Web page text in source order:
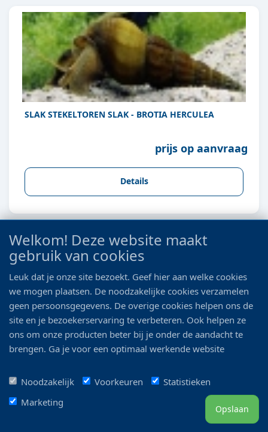
SLAK STEKELTOREN SLAK - BROTIA HERCULEA
prijs op aanvraag
Details
SLAK TYLOMENIA SPEC. KONIJNESLAK GOUD
prijs op aanvraag
Welkom! Deze website maakt
gebruik van cookies
Leuk dat je onze site bezoekt. Geef hier aan welke cookies
we mogen plaatsen. De noodzakelijke cookies verzamelen
geen persoonsgegevens. De overige cookies helpen ons de
site en je bezoekerservaring te verbeteren. Ook helpen ze
ons om onze producten beter bij je onder de aandacht te
brengen. Ga je voor een optimaal werkende website
Noodzakelijk
Voorkeuren
Statistieken
Marketing
Opslaan